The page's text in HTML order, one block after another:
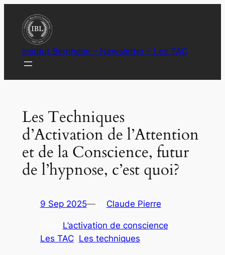
contenu
Institut Bernheim – Newsletter – Les TAC
Les Techniques
d’Activation de l’Attention
et de la Conscience, futur
de l’hypnose, c’est quoi?
9 Sep 2025—par Claude Pierre
L’activation de conscience
Les TAC, Les techniques